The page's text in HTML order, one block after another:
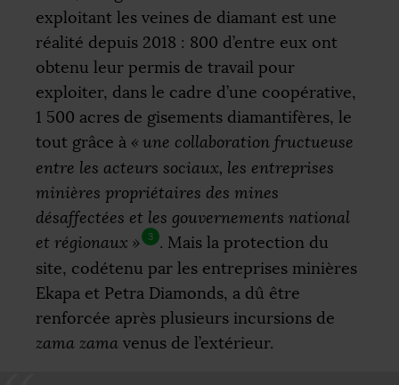
exploitant les veines de diamant est une
réalité depuis 2018 : 800 d’entre eux ont
obtenu leur permis de travail pour
exploiter, dans le cadre d’une coopérative,
1 500 acres de gisements diamantifères, le
tout grâce à « une collaboration fructueuse
entre les acteurs sociaux, les entreprises
minières propriétaires des mines
désaffectées et les gouvernements national
et régionaux » 3
. Mais la protection du
site, codétenu par les entreprises minières
Ekapa et Petra Diamonds, a dû être
renforcée après plusieurs incursions de
zama zama venus de l’extérieur.